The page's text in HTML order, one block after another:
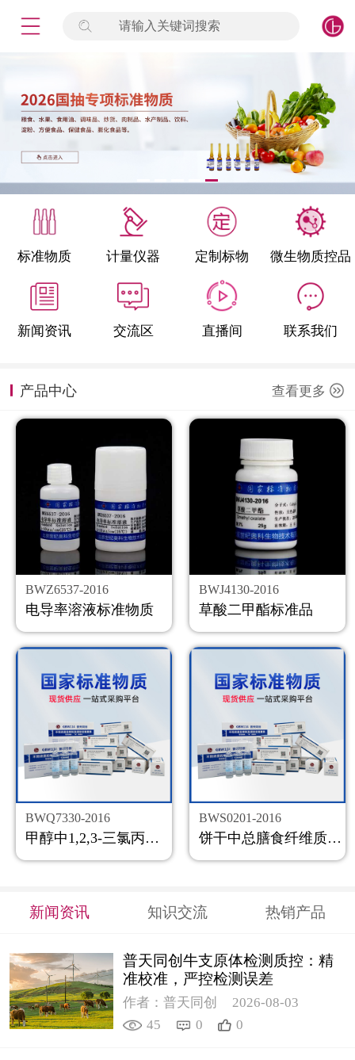
请输入关键词搜索
标准物质 计量仪器 定制标物 微生物质控品
新闻资讯 交流区 直播间 联系我们
产品中心 查看更多
BWZ6537-2016
电导率溶液标准物质
BWJ4130-2016
草酸二甲酯标准品
BWQ7330-2016
甲醇中1,2,3-三氯丙烷溶液标准物质
BWS0201-2016
饼干中总膳食纤维质控样品
新闻资讯 知识交流 热销产品
普天同创牛支原体检测质控：精
准校准，严控检测误差
作者：普天同创
2026-08-03
45
0 0
标准物质
产品专项
微生物检测/质控品
定制标物
定制仪器
新闻资讯
公司主页
购物车
会员中心
联系我们
返回主页